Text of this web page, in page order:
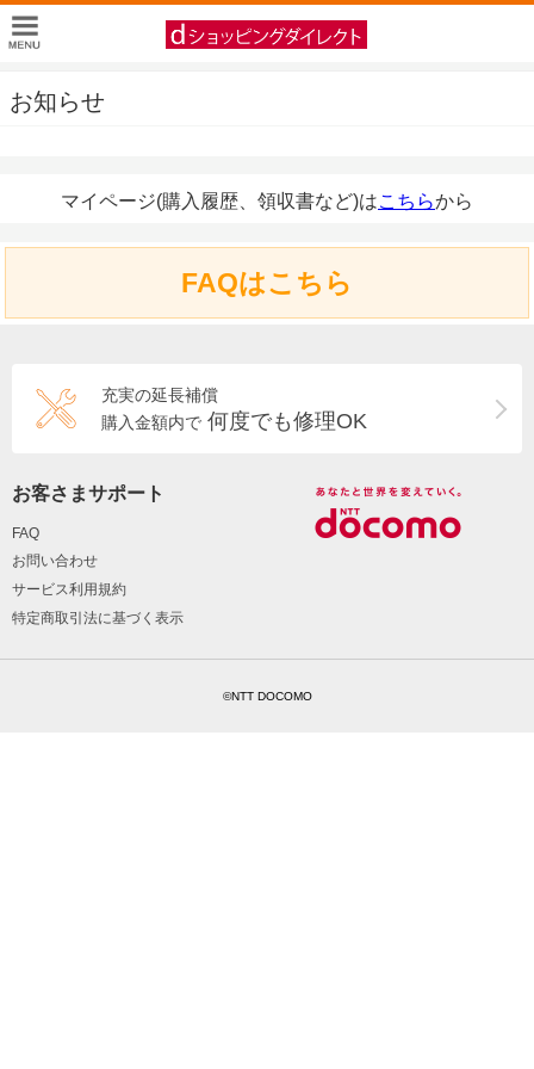
お知らせ
マイページ(購入履歴、領収書など)はこちらから
FAQはこちら
充実の延長補償
購入金額内で 何度でも修理OK
お客さまサポート
FAQ
お問い合わせ
サービス利用規約
特定商取引法に基づく表示
©NTT DOCOMO